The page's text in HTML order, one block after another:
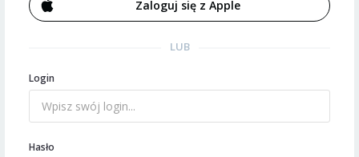
Zaloguj się z Apple
LUB
Login
Hasło